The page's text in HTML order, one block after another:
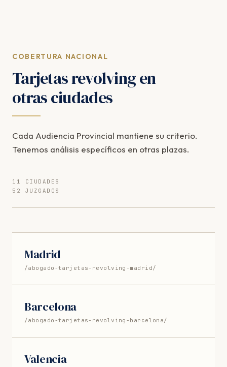
COBERTURA NACIONAL
Tarjetas revolving en
otras ciudades
Cada Audiencia Provincial mantiene su criterio.
Tenemos análisis específicos en otras plazas.
11 CIUDADES
52 JUZGADOS
Madrid
/abogado-tarjetas-revolving-madrid/
Barcelona
/abogado-tarjetas-revolving-barcelona/
Valencia